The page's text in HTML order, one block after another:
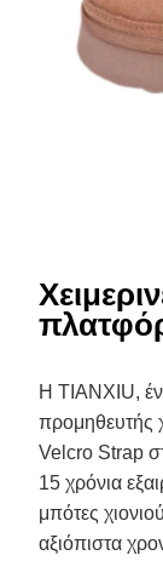
Η TIANXIU,
προμηθευτής
Velcro Strap
15 χρόνια
μπότες
αξιόπιστα